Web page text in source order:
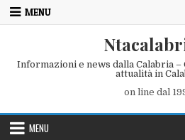
Skip to content
MENU
Informazioni e news dalla Calabria –
attualità in
on line dal
MENU